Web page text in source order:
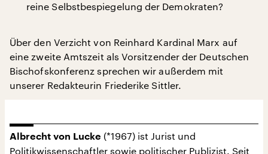
reine Selbstbespiegelung der Demokraten?
Über den Verzicht von Reinhard Kardinal Marx auf
eine zweite Amtszeit als Vorsitzender der Deutschen
Bischofskonferenz sprechen wir außerdem mit
unserer Redakteurin Friederike Sittler.
Albrecht von Lucke (*1967) ist Jurist und
Politikwissenschaftler sowie politischer Publizist. Seit